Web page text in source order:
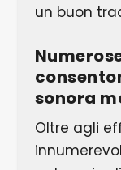
un buon
sonora
Oltre agli